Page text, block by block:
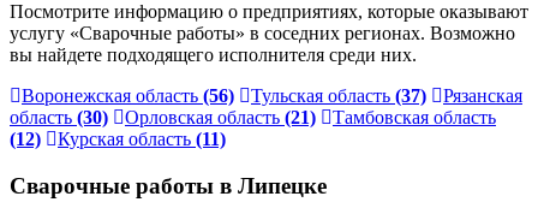
Посмотрите информацию о предприятиях, которые оказывают
услугу «Сварочные работы» в соседних регионах. Возможно
вы найдете подходящего исполнителя среди них.
Воронежская область (56) Тульская область (37)
Рязанская
область (30) Орловская область (21)
Тамбовская область
(12)
Курская область (11)
Сварочные работы в Липецке